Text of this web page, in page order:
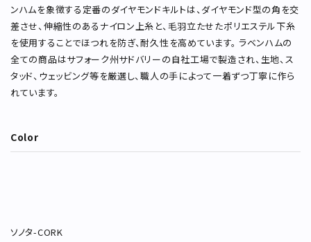
ンハムを象徴する定番のダイヤモンドキルトは、ダイヤモンド型の角を交
差させ、伸縮性のあるナイロン上糸と、毛羽立たせたポリエステル下糸
を使用することでほつれを防ぎ、耐久性を高めています。 ラベンハムの
全ての商品はサフォーク州サドバリーの自社工場で製造され、生地、ス
タッド、ウェッビング等を厳選し、職人の手によって一着ずつ丁寧に作ら
れています。
Color
ソノタ-CORK